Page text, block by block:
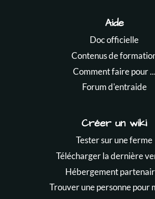
Aide
Doc officielle
Contenus de
Comment faire pour ...
Forum d'entraide
Créer un wiki
Tester sur une ferme
Télécharger la dernière
Hébergement
Trouver une personne pour